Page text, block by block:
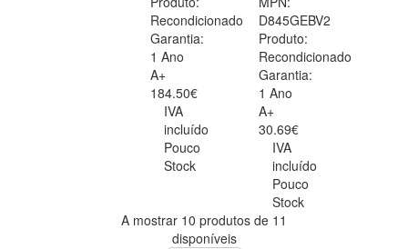
Recondicionado
Garantia:
1 Ano
A+
184.50€
IVA
incluído
Pouco
Stock
D845GEBV2
Produto:
Recondicionado
Garantia:
1 Ano
A+
30.69€
IVA
incluído
Pouco
Stock
A mostrar 10 produtos de 11
disponíveis